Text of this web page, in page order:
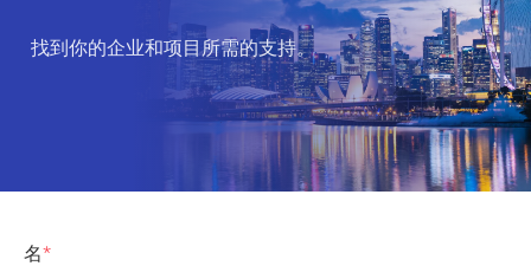
找到你的企业和项目所需的支持。
名